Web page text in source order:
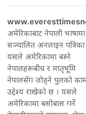
अमेरिकाबाट नेपाली भाषामा
सञ्चालित अनलाइन पत्रिका
यसले अमेरिकामा बस्ने
नेपालहरूबीच र मातृभूमि
नेपालसँग जोड्ने पुलको काम
उद्देश्य राखेको छ । यसले
अमेरिकामा बसोबास गर्ने